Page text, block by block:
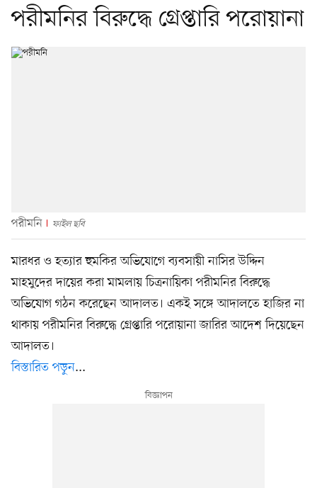
পরীমনির বিরুদ্ধে গ্রেপ্তারি পরোয়ানা
পরীমনি ফাইল ছবি
মারধর ও হত্যার হুমকির অভিযোগে ব্যবসায়ী নাসির উদ্দিন
মাহমুদের দায়ের করা মামলায় চিত্রনায়িকা পরীমনির বিরুদ্ধে
অভিযোগ গঠন করেছেন আদালত। একই সঙ্গে আদালতে হাজির না
থাকায় পরীমনির বিরুদ্ধে গ্রেপ্তারি পরোয়ানা জারির আদেশ দিয়েছেন
আদালত।
বিস্তারিত পড়ুন...